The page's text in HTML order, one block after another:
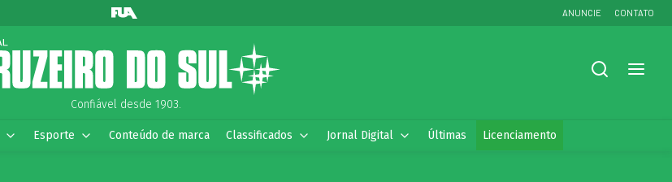
ANUNCIE CONTATO
Confiável desde 1903.
Esporte Conteúdo de marca Classificados Jornal Digital Últimas Licenciamento